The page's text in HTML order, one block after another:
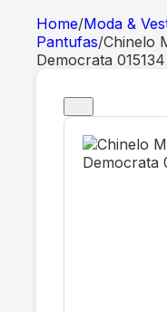
Home/Moda &
Pantufas/Chinelo
Democrata